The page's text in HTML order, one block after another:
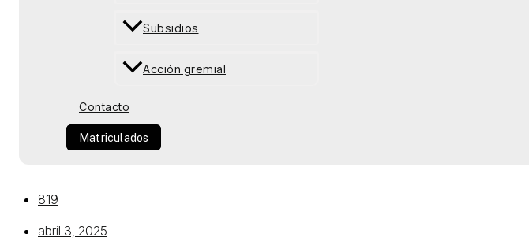
Subsidios
Acción gremial
Contacto
Matriculados
819
abril 3, 2025